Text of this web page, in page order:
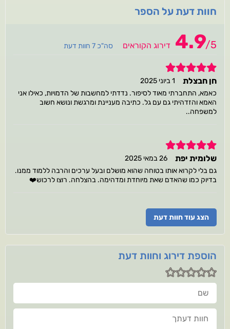
חוות דעת על הספר
4.9/5 דירוג הקוראים סה"כ 7 חוות דעת
5
חן חבצלת
1 ביוני 2025
כאמא, התחברתי מאוד לסיפור. נדדתי למחשבות של הדמויות, כאילו אני
האמא והזדהיתי גם עם גל. כתיבה מעניינת ומרגשת ונושא חשוב
למשפחה..
5
שלומית יפת
26 במאי 2025
גם בלי לקרוא אותו בטוחה שהוא מושלם ובעל ערכים והרבה ללמוד ממנו.
בדיוק כמו שהאדם שאת מיוחדת ומדהימה. בהצלחה. רוצו לרכוש❤️
הצג עוד חוות דעת
הוספת דירוג וחוות דעת
שם
חוות דעתך